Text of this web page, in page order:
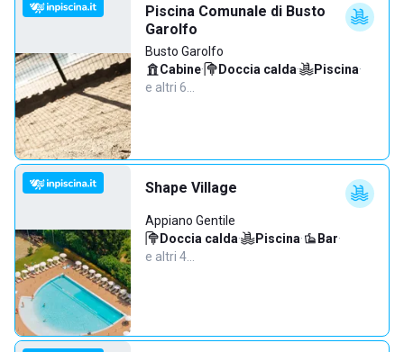
Piscina Comunale di Busto
Garolfo
Busto Garolfo
Cabine· Doccia calda· Piscina·
e altri 6…
Shape Village
Appiano Gentile
Doccia calda· Piscina· Bar·
e altri 4…